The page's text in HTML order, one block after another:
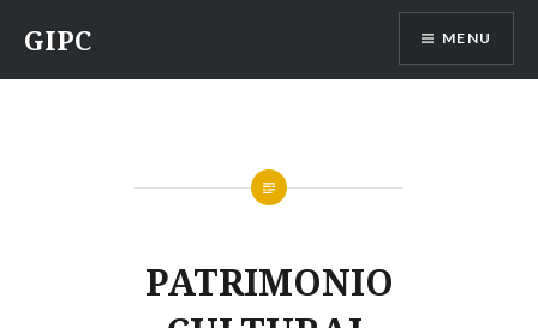
para
conteúdo
GIPC MENU
PATRIMONIO